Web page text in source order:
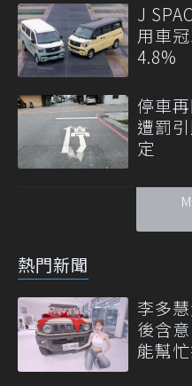
J
用車
4.8%
停車
遭罰
定
熱門新聞
李多
後含
能幫